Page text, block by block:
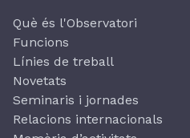
Què és l'Observatori
Funcions
Línies de treball
Novetats
Seminaris i jornades
Relacions internacionals